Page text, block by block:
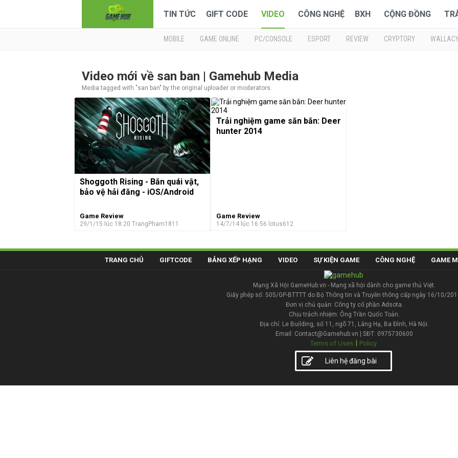
TIN TỨC GIFT CODE VIDEO CÔNG NGHỆ BXH CỘNG ĐỒNG
MOBILE GAME ONLINE PC/CONSOLE ESPORT REVIEW CRYPTORY
Video mới về san ban | Gamehub Media
Media tagged with "san ban" by the original uploader or moderators.
Shoggoth Rising - Bắn quái vật,
bảo vệ hải đăng - iOS/Android
Game Review
29/1/15 lúc 18:20 TrangPham1811
Trải nghiệm game săn bắn: Deer
hunter 2014
Game Review
14/7/14 lúc 16:56 lotus612
TRANG CHỦ GIFTCODE BẢNG XẾP HẠNG VIDEO SỰ KIỆN GAME CÔNG NGHỆ GAME
Mạng Xã Hội GameHub.vn - Mạng xã hội dành cho game thủ Việt.
Giấy phép số: 505/GP-BTTTT do Bộ Thông tin và Truyền thông cấp ngày 16/10/
Đơn vị chủ quản: Công ty cổ phần Adsota.
Chịu trách nhiệm: Ông Trần Quốc Toản.
Địa chỉ: Le Building, số 11, ngõ 71, Láng Hạ, Ba Đình, Hà Nội.
Email: Contact@Gamehub.vn | SĐT: 0975730600
Terms of Uses | Policy
Liên hệ đăng bài